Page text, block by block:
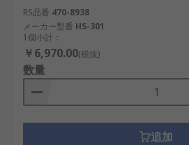
RS品番 470-8938
メーカー型番 HS-301
1個小計：
￥6,970.00(税抜)
数量
追加